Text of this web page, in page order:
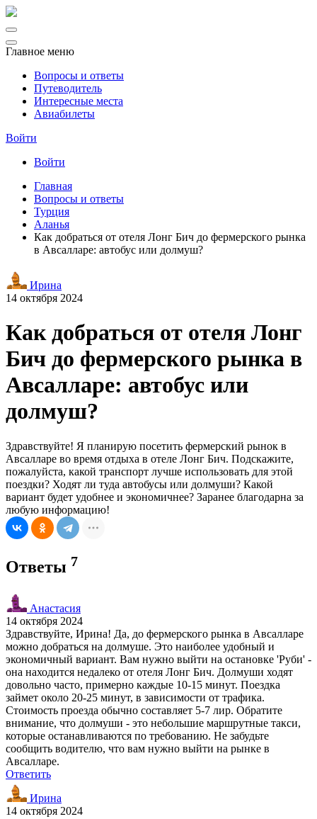
Главное меню
Вопросы и ответы
Путеводитель
Интересные места
Авиабилеты
Войти
Войти
Главная
Вопросы и ответы
Турция
Аланья
Как добраться от отеля Лонг Бич до фермерского рынка
в Авсалларе: автобус или долмуш?
Ирина
14 октября 2024
Как добраться от отеля Лонг
Бич до фермерского рынка в
Авсалларе: автобус или
долмуш?
Здравствуйте! Я планирую посетить фермерский рынок в
Авсалларе во время отдыха в отеле Лонг Бич. Подскажите,
пожалуйста, какой транспорт лучше использовать для этой
поездки? Ходят ли туда автобусы или долмуши? Какой
вариант будет удобнее и экономичнее? Заранее благодарна за
любую информацию!
Ответы 7
Анастасия
14 октября 2024
Здравствуйте, Ирина! Да, до фермерского рынка в Авсалларе
можно добраться на долмуше. Это наиболее удобный и
экономичный вариант. Вам нужно выйти на остановке 'Руби' -
она находится недалеко от отеля Лонг Бич. Долмуши ходят
довольно часто, примерно каждые 10-15 минут. Поездка
займет около 20-25 минут, в зависимости от трафика.
Стоимость проезда обычно составляет 5-7 лир. Обратите
внимание, что долмуши - это небольшие маршрутные такси,
которые останавливаются по требованию. Не забудьте
сообщить водителю, что вам нужно выйти на рынке в
Авсалларе.
Ответить
Ирина
14 октября 2024